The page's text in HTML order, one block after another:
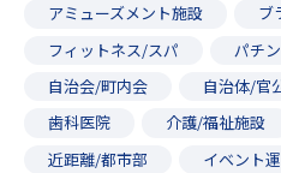
アミューズメント施設
ブ
フィットネス/スパ
パチ
自治会/町内会
自治体/官
歯科医院
介護/福祉施設
近距離/都市部
イベント